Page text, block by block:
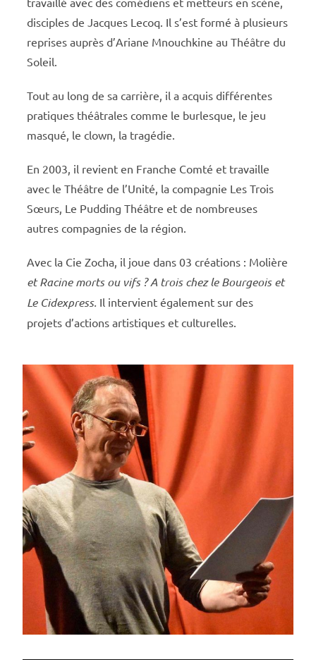
disciples de Jacques Lecoq. Il s’est formé à plusieurs
reprises auprès d’Ariane Mnouchkine au Théâtre du
Soleil.
Tout au long de sa carrière, il a acquis différentes
pratiques théâtrales comme le burlesque, le jeu
masqué, le clown, la tragédie.
En 2003, il revient en Franche Comté et travaille
avec le Théâtre de l’Unité, la compagnie Les Trois
Sœurs, Le Pudding Théâtre et de nombreuses
autres compagnies de la région.
Avec la Cie Zocha, il joue dans 03 créations : Molière
et Racine morts ou vifs ? A trois chez le Bourgeois et
Le Cidexpress. Il intervient également sur des
projets d’actions artistiques et culturelles.